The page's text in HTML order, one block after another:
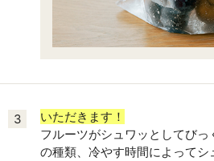
3
いただきます！
フルーツがシュワッとしてび
の種類、冷やす時間によってシ